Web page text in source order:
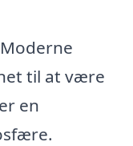
Moderne
til at være
en